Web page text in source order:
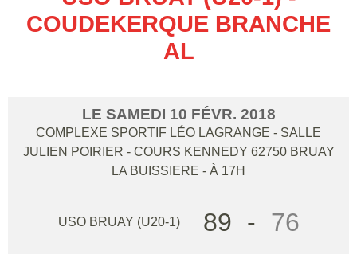
COUDEKERQUE BRANCHE
AL
LE SAMEDI 10 FÉVR. 2018
COMPLEXE SPORTIF LÉO LAGRANGE - SALLE
JULIEN POIRIER - COURS KENNEDY 62750 BRUAY
LA BUISSIERE - À 17H
USO BRUAY (U20-1) 89 - 76